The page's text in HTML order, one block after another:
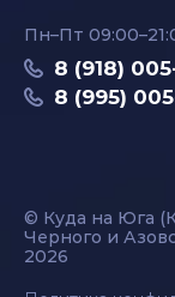
Пн–Пт
8 (918)
8 (995)
© Куда на Юга
Черного и
2026